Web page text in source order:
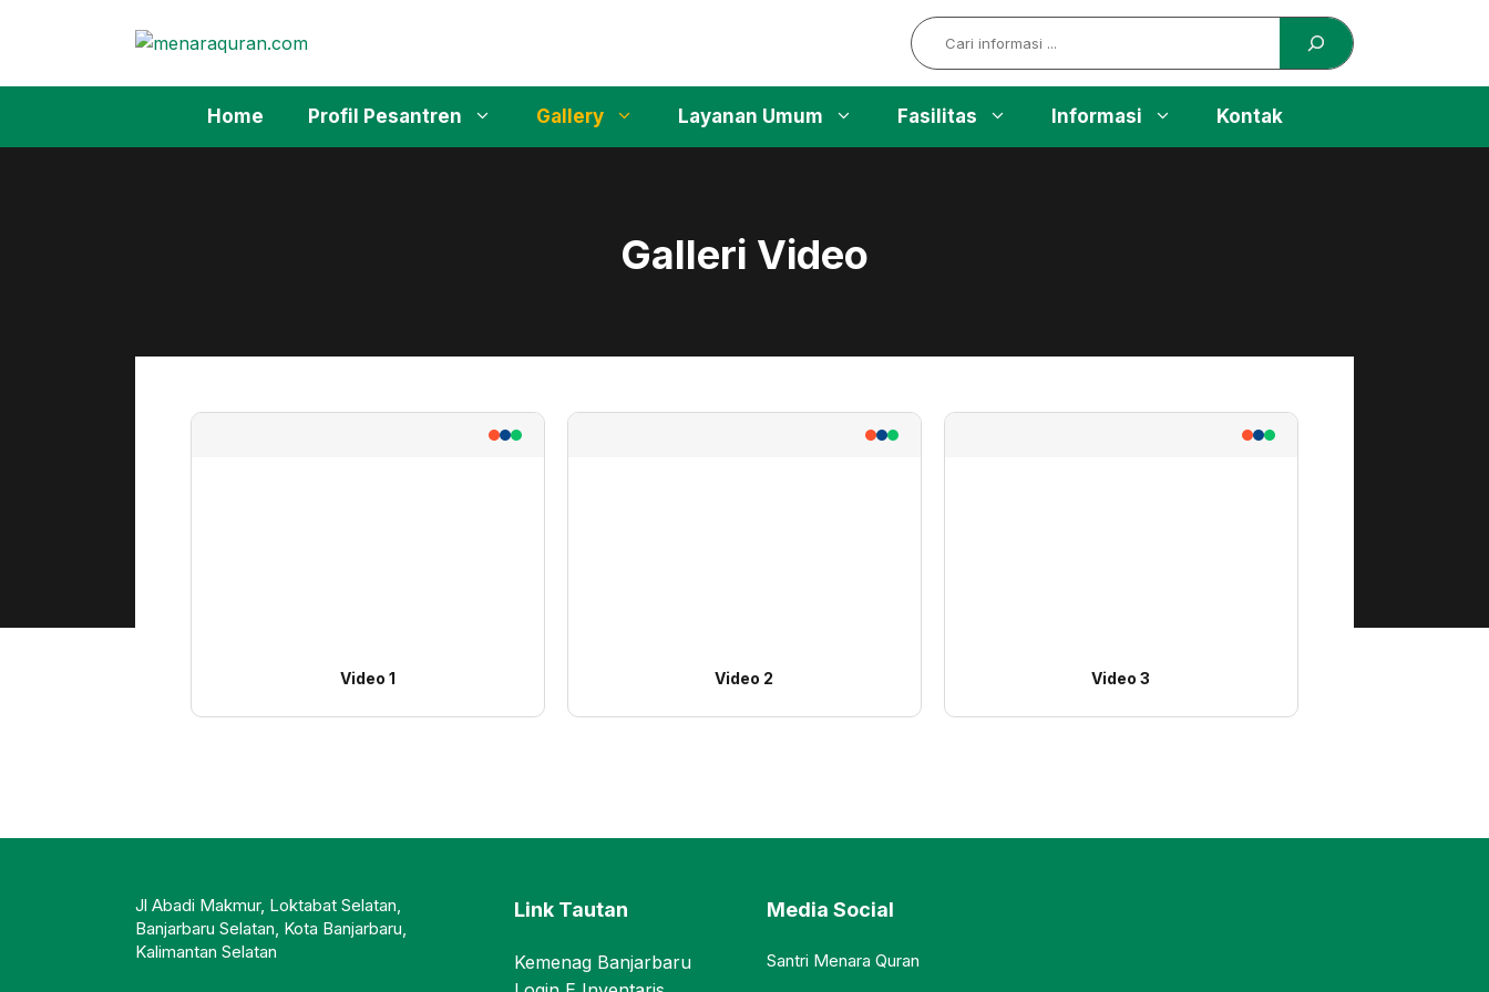
Search
Home Profil Pesantren Gallery Layanan Umum Fasilitas Informasi Kontak
Galleri Video
Video 1 Video 2 Video 3
Jl Abadi Makmur, Loktabat Selatan,
Banjarbaru Selatan, Kota Banjarbaru,
Kalimantan Selatan
Link Tautan
Kemenag Banjarbaru
Media Social
Santri Menara Quran